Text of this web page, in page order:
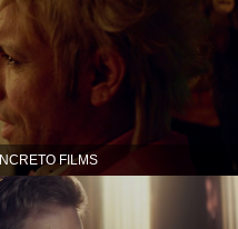
FILMS